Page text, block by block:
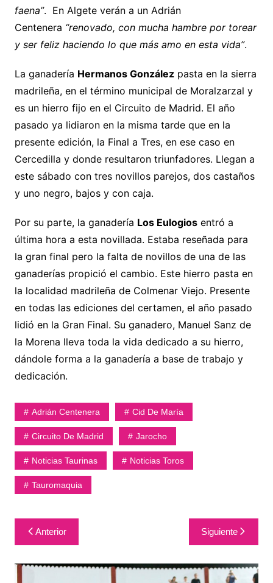
faena”. En Algete verán a un Adrián
Centenera “renovado, con mucha hambre por torear
y ser feliz haciendo lo que más amo en esta vida”.
La ganadería Hermanos Gonzálezpasta en la sierra
madrileña, en el término municipal de Moralzarzal y
es un hierro fijo en el Circuito de Madrid. El año
pasado ya lidiaron en la misma tarde que en la
presente edición, la Final a Tres, en ese caso en
Cercedilla y donde resultaron triunfadores. Llegan a
este sábado con tres novillos parejos, dos castaños
y uno negro, bajos y con caja.
Por su parte, la ganadería Los Eulogiosentró a
última hora a esta novillada. Estaba reseñada para
la gran final pero la falta de novillos de una de las
ganaderías propició el cambio. Este hierro pasta en
la localidad madrileña de Colmenar Viejo. Presente
en todas las ediciones del certamen, el año pasado
lidió en la Gran Final. Su ganadero, Manuel Sanz de
la Morena lleva toda la vida dedicado a su hierro,
dándole forma a la ganadería a base de trabajo y
dedicación.
Adrián Centenera Cid De María
Circuito De Madrid Jarocho
Noticias Taurinas Noticias Toros
Tauromaquia
Navegación
de
entradas
Anterior Siguiente